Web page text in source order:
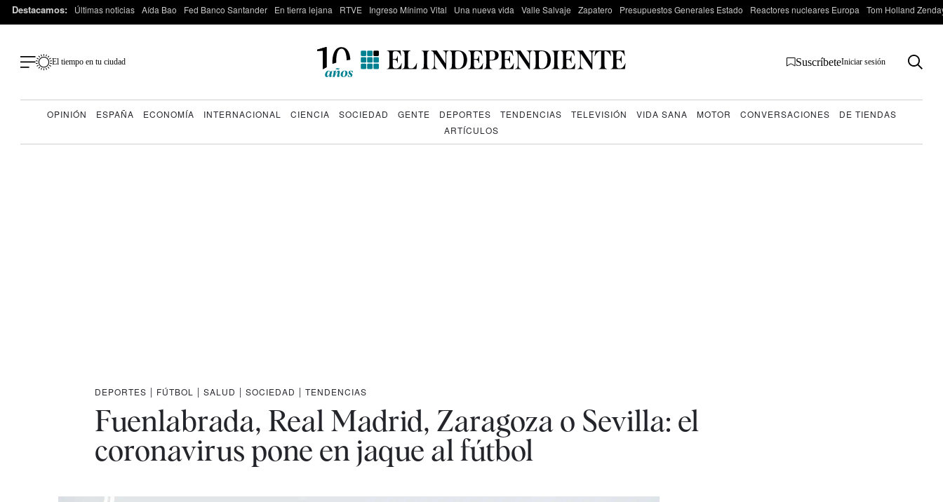
Destacamos: Últimas noticias Aída Bao Fed Banco Santander En tierra lejana RTVE Ingreso Mínimo Vital Una nueva vida Valle Salvaje Zapatero Presupuestos Generales Estado Reactores nucleares Europa Tom Holland
El tiempo en tu ciudad SuscríbeteIniciar sesión
OPINIÓN ESPAÑA ECONOMÍA INTERNACIONAL CIENCIA SOCIEDAD GENTE DEPORTES TENDENCIAS TELEVISIÓN VIDA SANA MOTOR CONVERSACIONES
DE TIENDAS
ARTÍCULOS
DEPORTES | FÚTBOL | SALUD | SOCIEDAD | TENDENCIAS
Fuenlabrada, Real Madrid, Zaragoza o Sevilla: el
coronavirus pone en jaque al fútbol